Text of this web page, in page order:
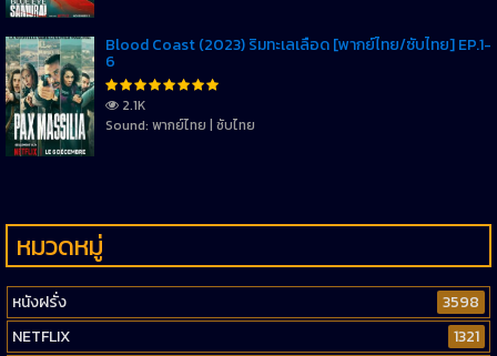
Blood Coast (2023) ริมทะเลเลือด [พากย์ไทย/ซับไทย] EP.1-
6
2.1K
Sound: พากย์ไทย | ซับไทย
หมวดหมู่
หนังฝรั่ง
3598
NETFLIX
1321